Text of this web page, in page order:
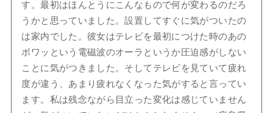
す。最初はほんとうにこんなもので何が変わるのだろ
うかと思っていました。設置してすぐに気がついたの
は家内でした。彼女はテレビを最初につけた時のあの
ボワッという電磁波のオーラというか圧迫感がしない
ことに気がつきました。そしてテレビを見ていて疲れ
度が違う、あまり疲れなくなった気がすると言ってい
ます。私は残念ながら目立った変化は感じていません